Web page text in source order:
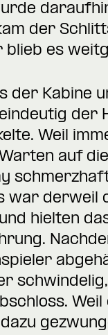
der
es
der Kabine
der
Weil
auf
war derweil
hielten das